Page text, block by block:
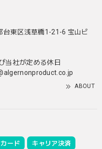
台東区浅草橋1-21-6 宝山ビ
当社が定める休日
ABOUT
ード キャリア決済